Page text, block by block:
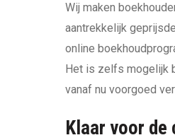
Wij maken
aantrekkelijk
online
Het is zelfs mogelijk
vanaf nu voorgoed
Klaar voor de